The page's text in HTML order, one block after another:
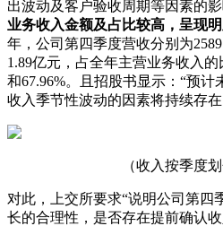
出波动及客户验收周期等因素的影
业务收入金额及占比较高，呈现明
年，公司第四季度营收分别为
1.89亿元，占全年主营业务收入的
和67.96%。且招股书显示：“预计
收入季节性波动的因素将持续存
（收入按季度
对此，上交所要求“说明公司第四
长的合理性，是否存在提前确认